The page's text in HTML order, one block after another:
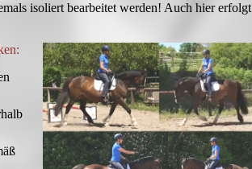
isoliert bearbeitet werden! Auch hier erfolgt